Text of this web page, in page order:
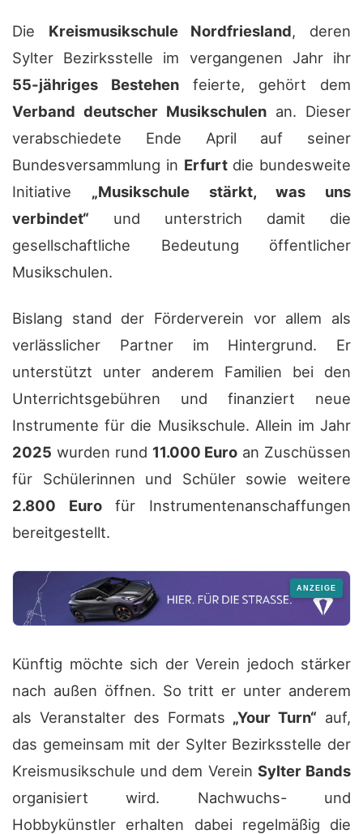
Die Kreismusikschule Nordfriesland, deren
Sylter Bezirksstelle im vergangenen Jahr ihr
55-jähriges Bestehen feierte, gehört dem
Verband deutscher Musikschulen an. Dieser
verabschiedete Ende April auf seiner
Bundesversammlung in Erfurtdie bundesweite
Initiative „Musikschule stärkt, was uns
verbindet“ und unterstrich damit die
gesellschaftliche Bedeutung öffentlicher
Musikschulen.
Bislang stand der Förderverein vor allem als
verlässlicher Partner im Hintergrund. Er
unterstützt unter anderem Familien bei den
Unterrichtsgebühren und finanziert neue
Instrumente für die Musikschule. Allein im Jahr
2025 wurden rund 11.000 Euro an Zuschüssen
für Schülerinnen und Schüler sowie weitere
2.800 Eurofür Instrumentenanschaffungen
bereitgestellt.
Künftig möchte sich der Verein jedoch stärker
nach außen öffnen. So tritt er unter anderem
als Veranstalter des Formats „Your Turn“ auf,
das gemeinsam mit der Sylter Bezirksstelle der
Kreismusikschule und dem Verein Sylter Bands
organisiert wird. Nachwuchs- und
Hobbykünstler erhalten dabei regelmäßig die